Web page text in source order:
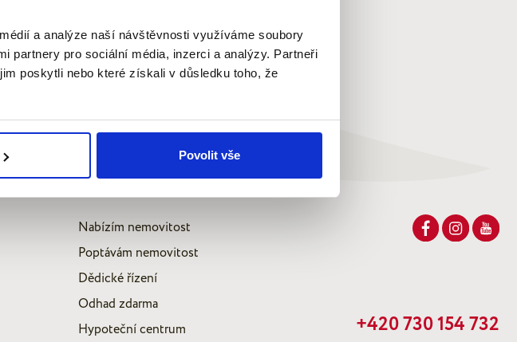
a analýze naší návštěvnosti využíváme soubory
partnery pro sociální média, inzerci a analýzy. Partneři
poskytli nebo které získali v důsledku toho, že
Povolit vše
Nabízím nemovitost
Poptávám nemovitost
Dědické řízení
Odhad zdarma
Hypoteční centrum
+420 730 154 732